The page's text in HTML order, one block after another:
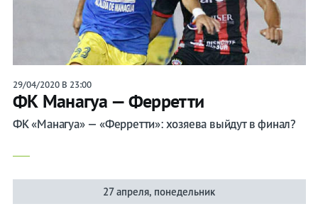
29/04/2020 В 23:00
ФК Манагуа — Ферретти
ФК «Манагуа» — «Ферретти»: хозяева выйдут в финал?
27 апреля, понедельник